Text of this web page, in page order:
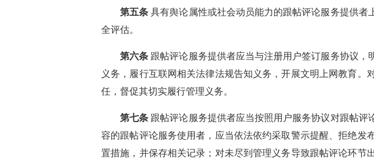
第五条 具有舆论属性或社会动员能力的跟帖评论服务提供
全评估。
第六条 跟帖评论服务提供者应当与注册用户签订服务协议
义务，履行互联网相关法律法规告知义务，开展文明上网教育
任，督促其切实履行管理义务。
第七条 跟帖评论服务提供者应当按照用户服务协议对跟帖
容的跟帖评论服务使用者，应当依法依约采取警示提醒、拒绝
置措施，并保存相关记录；对未尽到管理义务导致跟帖评论环